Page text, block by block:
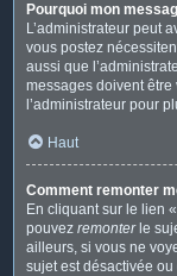
Pourquoi mon
L’administrateur peut
vous postez
aussi que
messages doivent être
l’administrateur pour
Haut
Comment remonter
En cliquant sur le lien
pouvez remonterle
ailleurs, si vous ne
sujet est désactivée